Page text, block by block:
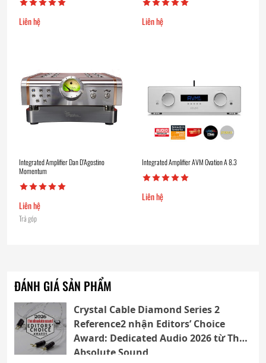
Liên hệ Liên hệ
Integrated Amplifier Dan D’Agostino
Momentum
Liên hệ
Trả góp
Integrated Amplifier AVM Ovation A 8.3
Liên hệ
ĐÁNH GIÁ SẢN PHẨM
Crystal Cable Diamond Series 2
Reference2 nhận Editors’ Choice
Award: Dedicated Audio 2026 từ The
Absolute Sound